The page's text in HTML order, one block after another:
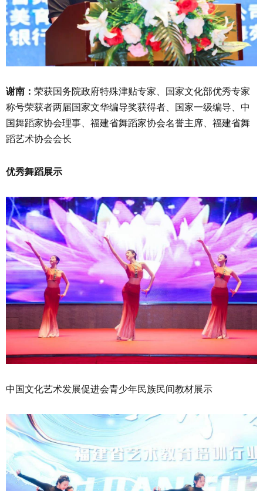
谢南： 荣获国务院政府特殊津贴专家、国家文化部优秀专家
称号荣获者两届国家文华编导奖获得者、国家一级编导、中
国舞蹈家协会理事、福建省舞蹈家协会名誉主席、福建省舞
蹈艺术协会会长
优秀舞蹈展示
中国文化艺术发展促进会青少年民族民间教材展示